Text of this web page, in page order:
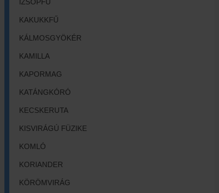
IZSÓPFŰ
KAKUKKFŰ
KÁLMOSGYÖKÉR
KAMILLA
KAPORMAG
KATÁNGKÓRÓ
KECSKERUTA
KISVIRÁGÚ FÜZIKE
KOMLÓ
KORIANDER
KÖRÖMVIRÁG